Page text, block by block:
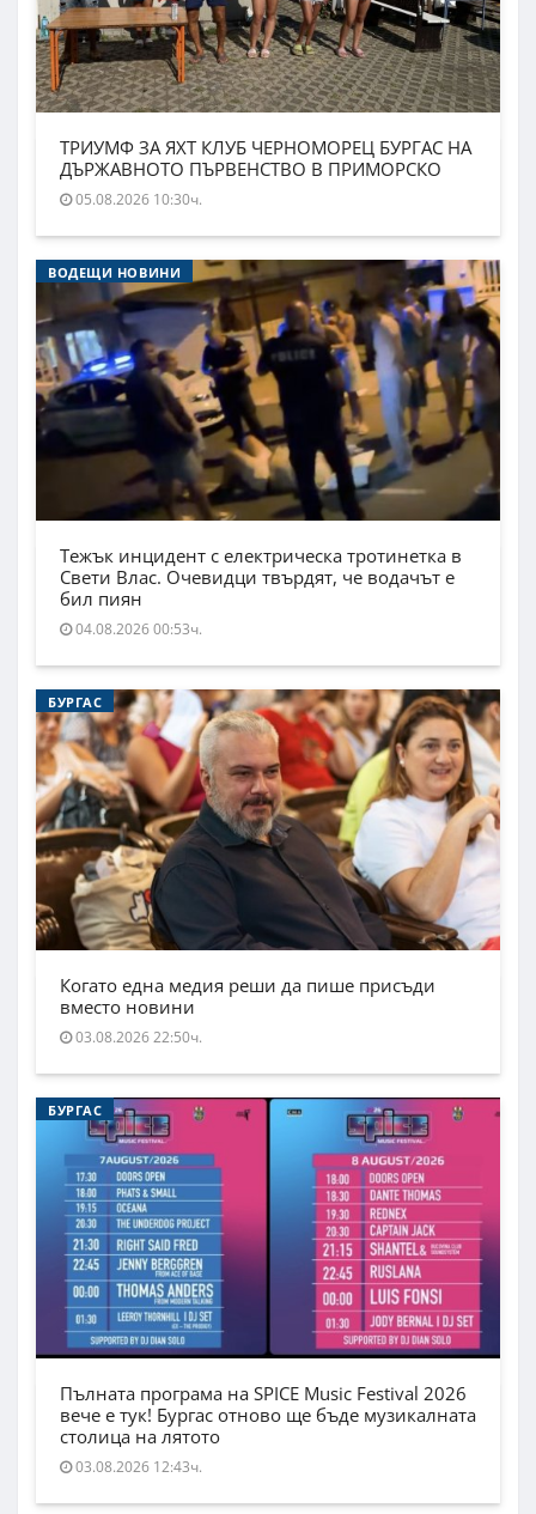
ТРИУМФ ЗА ЯХТ КЛУБ ЧЕРНОМОРЕЦ БУРГАС НА
ДЪРЖАВНОТО ПЪРВЕНСТВО В ПРИМОРСКО
05.08.2026 10:30ч.
ВОДЕЩИ НОВИНИ
Тежък инцидент с електрическа тротинетка в
Свети Влас. Очевидци твърдят, че водачът е
бил пиян
04.08.2026 00:53ч.
БУРГАС
Когато една медия реши да пише присъди
вместо новини
03.08.2026 22:50ч.
БУРГАС
Пълната програма на SPICE Music Festival 2026
вече е тук! Бургас отново ще бъде музикалната
столица на лятото
03.08.2026 12:43ч.